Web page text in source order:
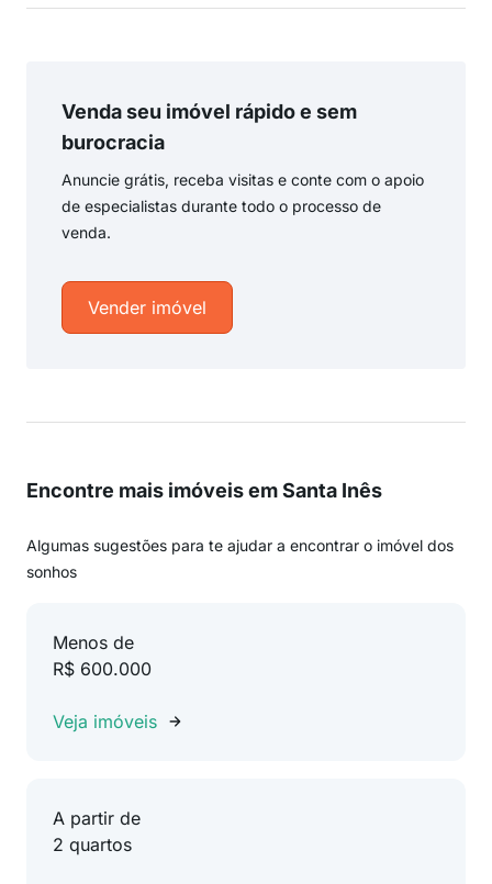
Venda seu imóvel rápido e sem
burocracia
Anuncie grátis, receba visitas e conte com o apoio
de especialistas durante todo o processo de
venda.
Vender imóvel
Encontre mais imóveis em Santa Inês
Algumas sugestões para te ajudar a encontrar o imóvel dos
sonhos
Menos de
R$ 600.000
Veja imóveis
A partir de
2 quartos